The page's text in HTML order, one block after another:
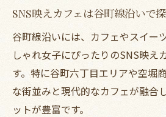
SNS映えカフェは谷町線沿いで
谷町線沿いには、カフェやスイー
しゃれ女子にぴったりのSNS映え
す。特に谷町六丁目エリアや空堀
な街並みと現代的なカフェが融合
ットが豊富です。